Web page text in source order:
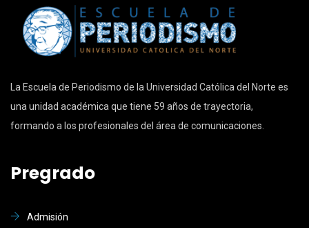
La Escuela de Periodismo de la Universidad Católica del Norte es
una unidad académica que tiene 59 años de trayectoria,
formando a los profesionales del área de comunicaciones.
Pregrado
Admisión